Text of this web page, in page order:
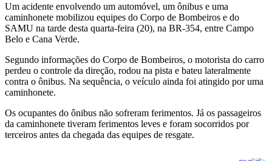
Um acidente envolvendo um automóvel, um ônibus e uma
caminhonete mobilizou equipes do Corpo de Bombeiros e do
SAMU na tarde desta quarta-feira (20), na BR-354, entre Campo
Belo e Cana Verde.
Segundo informações do Corpo de Bombeiros, o motorista do carro
perdeu o controle da direção, rodou na pista e bateu lateralmente
contra o ônibus. Na sequência, o veículo ainda foi atingido por uma
caminhonete.
Os ocupantes do ônibus não sofreram ferimentos. Já os passageiros
da caminhonete tiveram ferimentos leves e foram socorridos por
terceiros antes da chegada das equipes de resgate.